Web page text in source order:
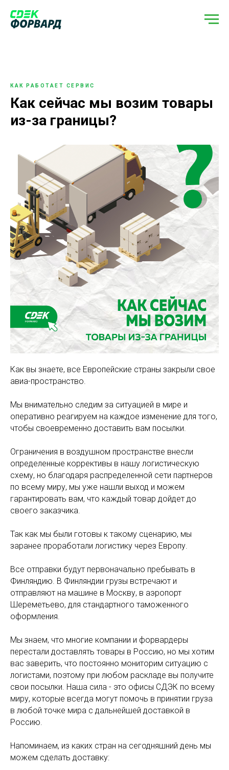
КАК РАБОТАЕТ СЕРВИС
Как сейчас мы возим товары
из-за границы?
Как вы знаете, все Европейские страны закрыли свое
авиа-пространство.
Мы внимательно следим за ситуацией в мире и
оперативно реагируем на каждое изменение для того,
чтобы своевременно доставить вам посылки.
Ограничения в воздушном пространстве внесли
определенные коррективы в нашу логистическую
схему, но благодаря распределенной сети партнеров
по всему миру, мы уже нашли выход и можем
гарантировать вам, что каждый товар дойдет до
своего заказчика.
Так как мы были готовы к такому сценарию, мы
заранее проработали логистику через Европу.
Все отправки будут первоначально пребывать в
Финляндию. В Финляндии грузы встречают и
отправляют на машине в Москву, в аэропорт
Шереметьево, для стандартного таможенного
оформления.
Мы знаем, что многие компании и форвардеры
перестали доставлять товары в Россию, но мы хотим
вас заверить, что постоянно мониторим ситуацию с
логистами, поэтому при любом раскладе вы получите
свои посылки. Наша сила - это офисы СДЭК по всему
миру, которые всегда могут помочь в принятии груза
в любой точке мира с дальнейшей доставкой в
Россию.
Напоминаем, из каких стран на сегодняшний день мы
можем сделать доставку: